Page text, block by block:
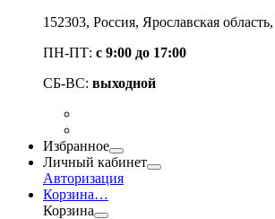
152303, Россия, Ярославская область
ПН-ПТ: с 9:00 до 17:00
СБ-ВС: выходной
Избранное
Личный кабинет
Авторизация
Корзина…
Корзина